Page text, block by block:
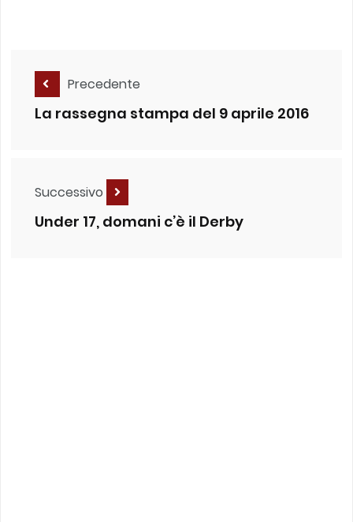
Precedente
La rassegna stampa del 9 aprile 2016
Successivo
Under 17, domani c’è il Derby